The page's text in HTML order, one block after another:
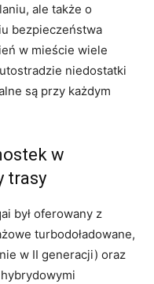
ale także o
bezpieczeństwa
w mieście wiele
niedostatki
są przy każdym
w
trasy
był oferowany z
turbodoładowane,
w II generacji) oraz